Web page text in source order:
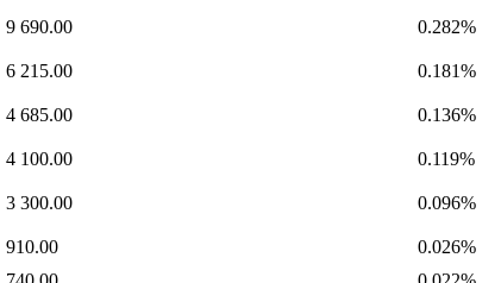
9 690.00 0.282%
6 215.00 0.181%
4 685.00 0.136%
4 100.00 0.119%
3 300.00 0.096%
910.00
0.026%